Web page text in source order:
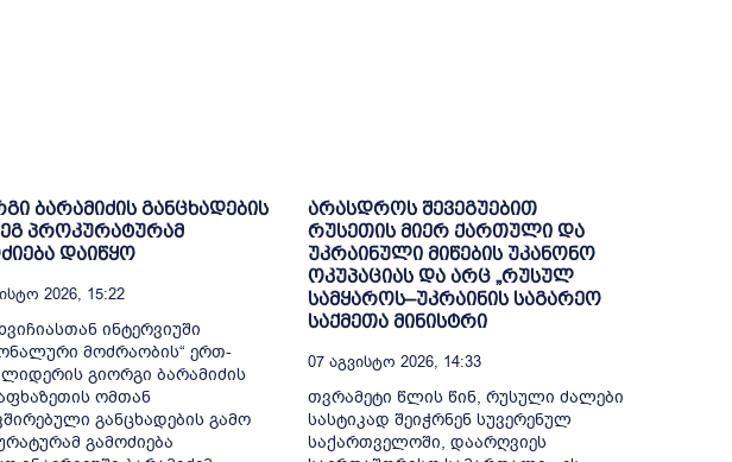
ბარამიძის განცხადების
პროკურატურამ
დაიწყო
2026, 15:22
ინტერვიუში
მოძრაობის“ ერთ-
გიორგი ბარამიძის
ომთან
განცხადების გამო
გამოძიება
არასდროს შევეგუებით
რუსეთის მიერ ქართული და
უკრაინული მიწების უკანონო
ოკუპაციას და არც „რუსულ
სამყაროს–უკრაინის საგარეო
საქმეთა მინისტრი
07 Აგვისტო 2026, 14:33
თვრამეტი წლის წინ, რუსული ძალები
სასტიკად შეიჭრნენ სუვერენულ
საქართველოში, დაარღვიეს